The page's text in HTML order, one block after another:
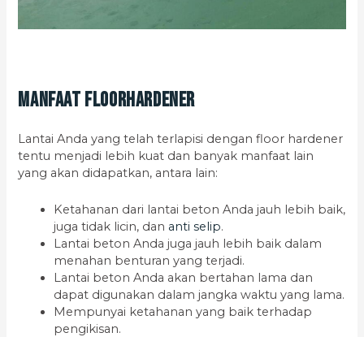
Manfaat Floorhardener
Lantai Anda yang telah terlapisi dengan floor hardener
tentu menjadi lebih kuat dan banyak manfaat lain
yang akan didapatkan, antara lain:
Ketahanan dari lantai beton Anda jauh lebih baik,
juga tidak licin, dan anti selip.
Lantai beton Anda juga jauh lebih baik dalam
menahan benturan yang terjadi.
Lantai beton Anda akan bertahan lama dan
dapat digunakan dalam jangka waktu yang lama.
Mempunyai ketahanan yang baik terhadap
pengikisan.